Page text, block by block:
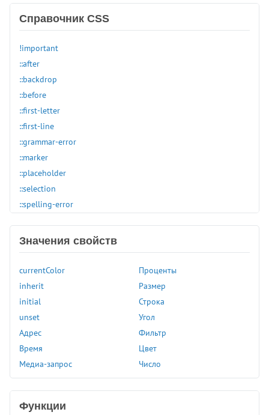
Справочник CSS
!important
::after
::backdrop
::before
::first-letter
::first-line
::grammar-error
::marker
::placeholder
::selection
::spelling-error
:any-link
:autofill
:buffering
:checked
:default
:defined
:dir
:disabled
:empty
:enabled
:first
Значения свойств
currentColor
inherit
initial
unset
Адрес
Время
Медиа-запрос
Проценты
Размер
Строка
Угол
Фильтр
Цвет
Число
Функции